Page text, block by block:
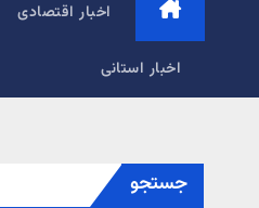
اخبار اقتصادی
اخبار استانی
جستجو